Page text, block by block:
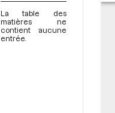
La table des
matières ne
contient aucune
entrée.
s